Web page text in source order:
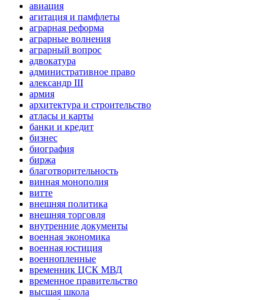
авиация
агитация и памфлеты
аграрная реформа
аграрные волнения
аграрный вопрос
адвокатура
административное право
александр III
армия
архитектура и строительство
атласы и карты
банки и кредит
бизнес
биография
биржа
благотворительность
винная монополия
витте
внешняя политика
внешняя торговля
внутренние документы
военная экономика
военная юстиция
военнопленные
временник ЦСК МВД
временное правительство
высшая школа